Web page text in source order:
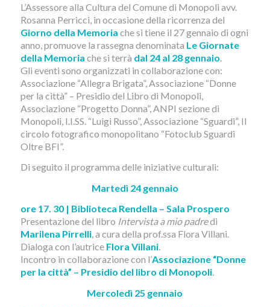
L’Assessore alla Cultura del Comune di Monopoli avv.
Rosanna Perricci, in occasione della ricorrenza del
Giorno della Memoria che si tiene il 27 gennaio di ogni
anno, promuove la rassegna denominata Le Giornate
della Memoria che si terrà dal 24 al 28 gennaio
Gli eventi sono organizzati in collaborazione con:
Associazione “Allegra Brigata”, Associazione “Donne
per la città” – Presidio del Libro di Monopoli,
Associazione “Progetto Donna”, ANPI sezione di
Monopoli, I.I.SS. “Luigi Russo”, Associazione “Sguardi”, Il
circolo fotografico monopolitano “Fotoclub Sguardi
Oltre BFI”.
Di seguito il programma delle iniziative culturali:
Martedì 24 gennaio
ore 17. 30 | Biblioteca Rendella – Sala Prospero
Presentazione del libro Intervista a mio padredi
Marilena Pirrelli, a cura della prof.ssa Flora Villani.
Dialoga con l’autrice Flora Villani.
Incontro in collaborazione con l’Associazione “Donne
per la città” – Presidio del libro di Monopoli.
Mercoledì 25 gennaio